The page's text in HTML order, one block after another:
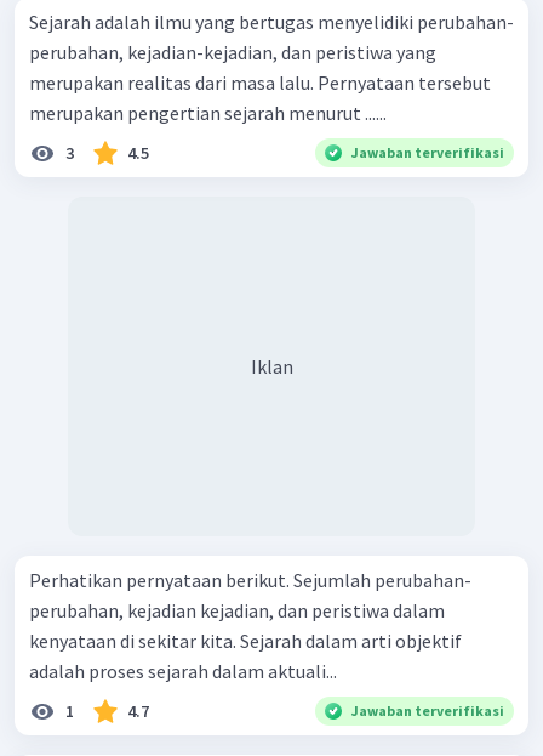
Sejarah adalah ilmu yang bertugas menyelidiki perubahan-
perubahan, kejadian-kejadian, dan peristiwa yang
merupakan realitas dari masa lalu. Pernyataan tersebut
merupakan pengertian sejarah menurut ......
3 4.5 Jawaban terverifikasi
Iklan
Perhatikan pernyataan berikut. Sejumlah perubahan-
perubahan, kejadian­ kejadian, dan peristiwa dalam
kenyataan di sekitar kita. Sejarah dalam arti objektif
adalah proses sejarah dalam aktuali...
1 4.7 Jawaban terverifikasi